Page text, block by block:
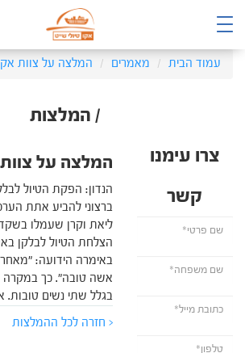
עמוד הבית מאמרים המלצה על צוות
/ המלצות
צרו עימנו
קשר
המלצה על
ברצוני להביע אתת
ליאת וקרן שעמלו
באימרה הידועה:
אשה טובה". כך במקרה
בגלל שתי נשים טובות.
< חזרה לכל ההמלצות